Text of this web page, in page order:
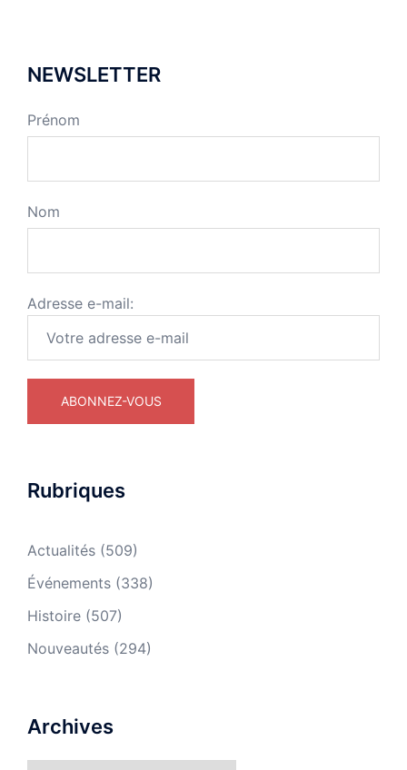
NEWSLETTER
Prénom
Nom
Adresse e-mail:
Rubriques
Actualités (509)
Événements (338)
Histoire (507)
Nouveautés (294)
Archives